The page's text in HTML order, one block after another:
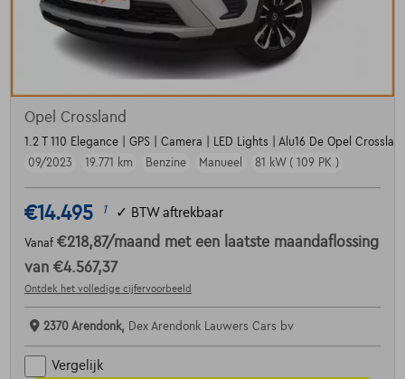
Opel Crossland
1.2 T 110 Elegance | GPS | Camera | LED Lights | Alu16 De Opel
09/2023
19.771 km Benzine Manueel 81 kW ( 109 PK )
€14.495 1 ✓ BTW aftrekbaar
Vanaf €218,87/maand met een laatste maandaflossing
van €4.567,37
Ontdek het volledige cijfervoorbeeld
2370 Arendonk, Dex Arendonk Lauwers Cars bv
Vergelijk